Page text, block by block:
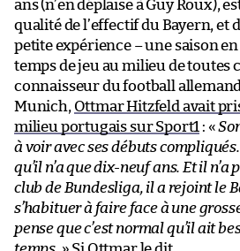
ans (n’en déplaise à Guy Roux),
qualité de l’effectif du Bayern, et
petite expérience – une saison
temps de jeu au milieu de toutes
connaisseur du football
Munich, Ottmar Hitzfeld avait
milieu portugais sur Sport1 : «
à voir avec ses débuts
qu’il n’a que dix-neuf ans. Et il
club de Bundesliga, il a rejoint le
s’habituer à faire face à une
pense que c’est normal qu’il ait